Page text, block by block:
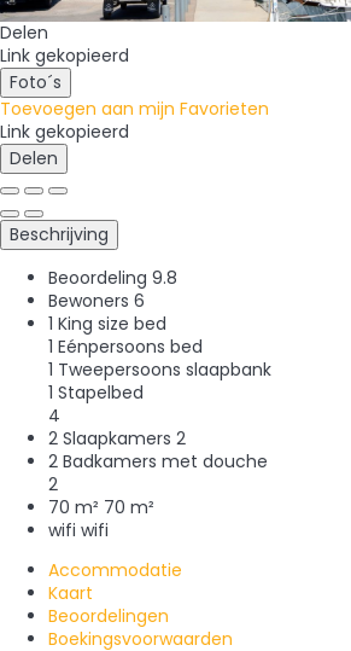
Delen
Link gekopieerd
Foto´s
Toevoegen aan mijn Favorieten
Link gekopieerd
Delen
Beschrijving
Beoordeling 9.8
Bewoners 6
1 King size bed
1 Eénpersoons bed
1 Tweepersoons slaapbank
1 Stapelbed
4
2 Slaapkamers 2
2 Badkamers met douche
2
70 m² 70 m²
wifi wifi
Accommodatie
Kaart
Beoordelingen
Boekingsvoorwaarden